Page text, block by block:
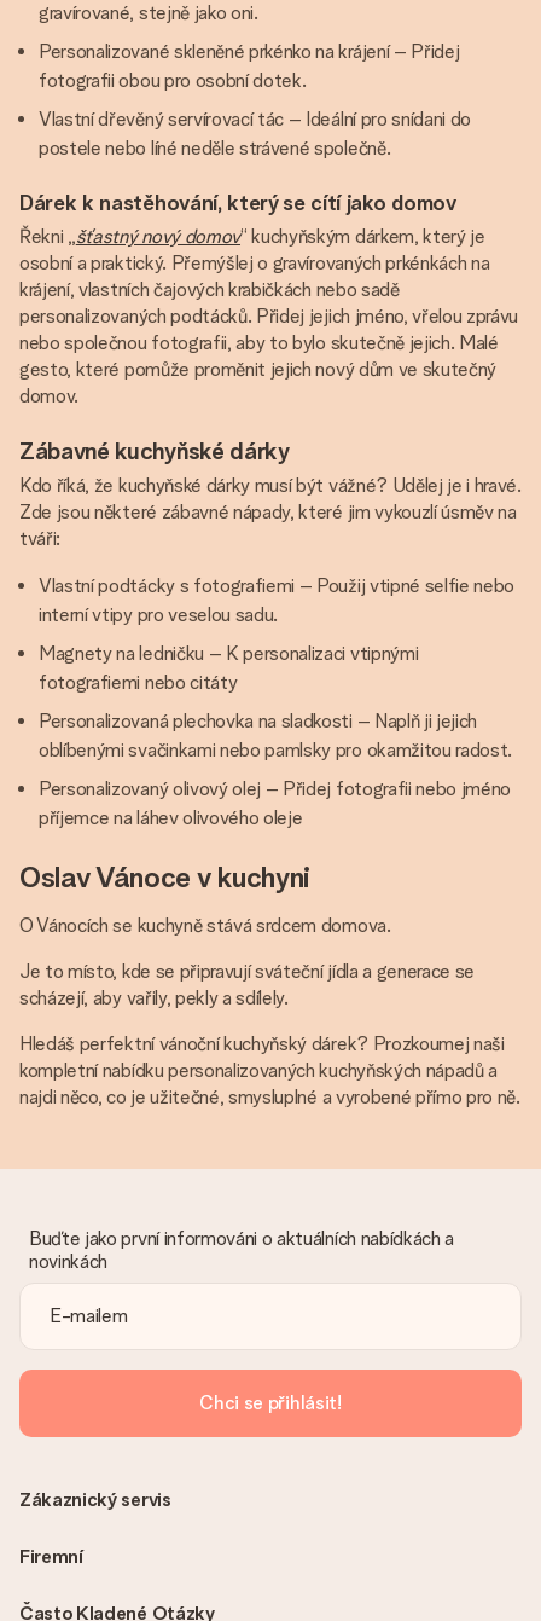
gravírované, stejně jako oni.
Personalizované skleněné prkénko na krájení – Přidej
fotografii obou pro osobní dotek.
Vlastní dřevěný servírovací tác – Ideální pro snídani do
postele nebo líné neděle strávené společně.
Dárek k nastěhování, který se cítí jako domov
Řekni „šťastný nový domov“ kuchyňským dárkem, který je
osobní a praktický. Přemýšlej o gravírovaných prkénkách na
krájení, vlastních čajových krabičkách nebo sadě
personalizovaných podtácků. Přidej jejich jméno, vřelou zprávu
nebo společnou fotografii, aby to bylo skutečně jejich. Malé
gesto, které pomůže proměnit jejich nový dům ve skutečný
domov.
Zábavné kuchyňské dárky
Kdo říká, že kuchyňské dárky musí být vážné? Udělej je i hravé.
Zde jsou některé zábavné nápady, které jim vykouzlí úsměv na
tváři:
Vlastní podtácky s fotografiemi – Použij vtipné selfie nebo
interní vtipy pro veselou sadu.
Magnety na ledničku – K personalizaci vtipnými
fotografiemi nebo citáty
Personalizovaná plechovka na sladkosti – Naplň ji jejich
oblíbenými svačinkami nebo pamlsky pro okamžitou radost.
Personalizovaný olivový olej – Přidej fotografii nebo jméno
příjemce na láhev olivového oleje
Oslav Vánoce v kuchyni
O Vánocích se kuchyně stává srdcem domova.
Je to místo, kde se připravují sváteční jídla a generace se
scházejí, aby vařily, pekly a sdílely.
Hledáš perfektní vánoční kuchyňský dárek? Prozkoumej naši
kompletní nabídku personalizovaných kuchyňských nápadů a
najdi něco, co je užitečné, smysluplné a vyrobené přímo pro ně.
Buďte jako první informováni o aktuálních nabídkách a
novinkách
Chci se přihlásit!
Často Kladené Otázky
Zákaznický servis
Firemní